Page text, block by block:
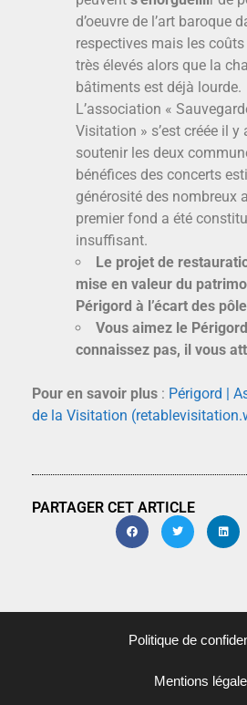
d’oeuvre de l’art baroque
respectives mais les
très élevés alors que la
bâtiments est déjà lourde.
L’association «
Visitation » s’est créée il y
soutenir les deux
bénéfices des concerts
générosité des nombreux
premier fond a été
insuffisant.
Le projet de
mise en valeur du
Périgord à l’écart des
Vous aimez le
connaissez pas, il vous
Pour en savoir plus : Périgord |
de la Visitation
PARTAGER CET ARTICLE
Politique de
Mentions